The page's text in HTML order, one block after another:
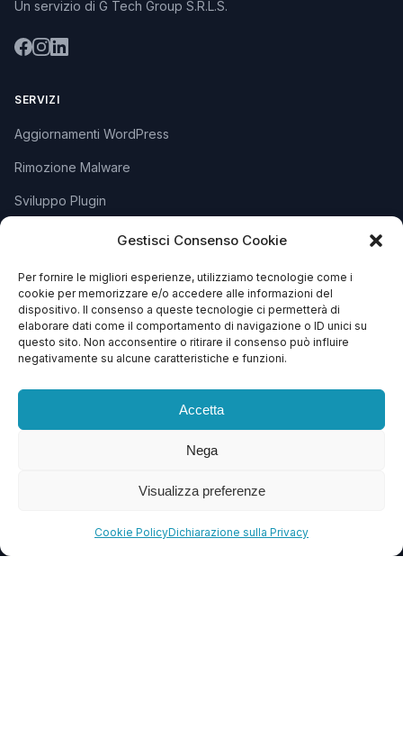
Gestisci Consenso Cookie
Per fornire le migliori esperienze, utilizziamo tecnologie come i
cookie per memorizzare e/o accedere alle informazioni del
dispositivo. Il consenso a queste tecnologie ci permetterà di
elaborare dati come il comportamento di navigazione o ID unici su
questo sito. Non acconsentire o ritirare il consenso può influire
negativamente su alcune caratteristiche e funzioni.
Accetta
Nega
Visualizza preferenze
Cookie PolicyDichiarazione sulla Privacy
Un servizio di G Tech Group S.R.L.S.
SERVIZI
Aggiornamenti WordPress
Rimozione Malware
Sviluppo Plugin
SUPPORTO
Apri Ticket
Contattaci
Blog
FAQ